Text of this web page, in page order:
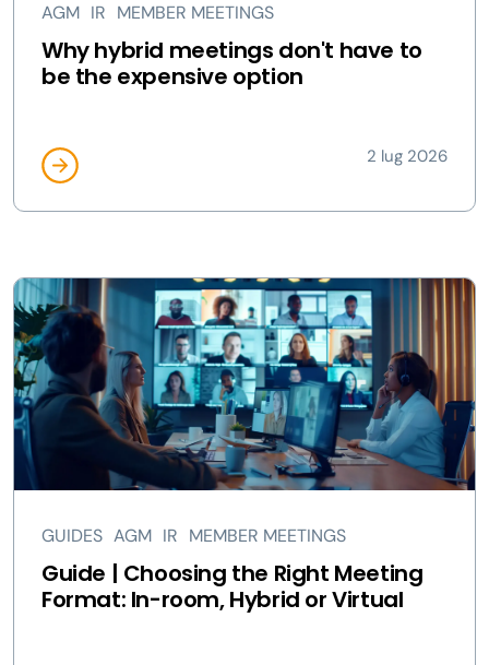
AGM IR MEMBER MEETINGS
Why hybrid meetings don't have to
be the expensive option
2 lug 2026
GUIDES AGM IR MEMBER MEETINGS
Guide | Choosing the Right Meeting
Format: In-room, Hybrid or Virtual